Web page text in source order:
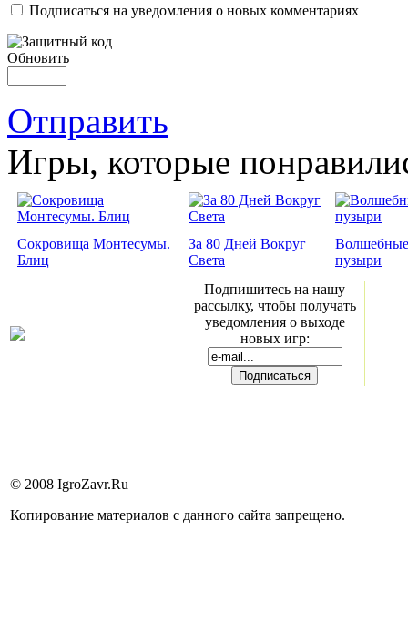
Подписаться на уведомления о новых комментариях
Обновить
Отправить
Игры, которые
Сокровища Монтесумы.
Блиц
За 80 Дней Вокруг
Света
Волшебные
пузыри
Подпишитесь на нашу
рассылку, чтобы получать
уведомления о выходе
новых игр:
© 2008 IgroZavr.Ru
Копирование материалов с данного сайта запрещено.